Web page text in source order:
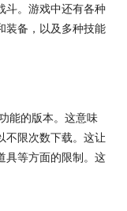
斗。游戏中还有各种
装备，以及多种技能
能的版本。这意味
不限次数下载。这让
具等方面的限制。这